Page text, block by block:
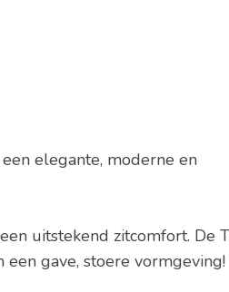
elegante, moderne en
uitstekend zitcomfort. De
gave, stoere vormgeving!